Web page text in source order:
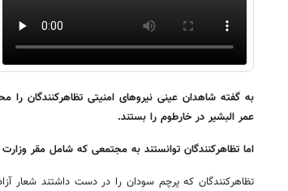
به گفته شاهدان عینی نیروهای امنیتی تظاهرکنندگان
عمر البشیر در خارطوم را بستند.
اما تظاهرکنندگان توانستند به مجتمعی که شامل مقر
تظاهرکنندگان که پرچم سودان را در دست داشتند شعار